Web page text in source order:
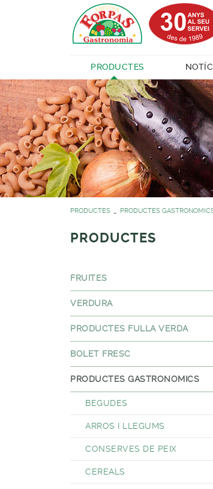
PRODUCTES
PRODUCTES PRODUCTES
PRODUCTES
FRUITES
VERDURA
PRODUCTES FULLA VERDA
BOLET FRESC
PRODUCTES GASTRONOMICS
BEGUDES
ARROS I LLEGUMS
CONSERVES DE PEIX
CEREALS